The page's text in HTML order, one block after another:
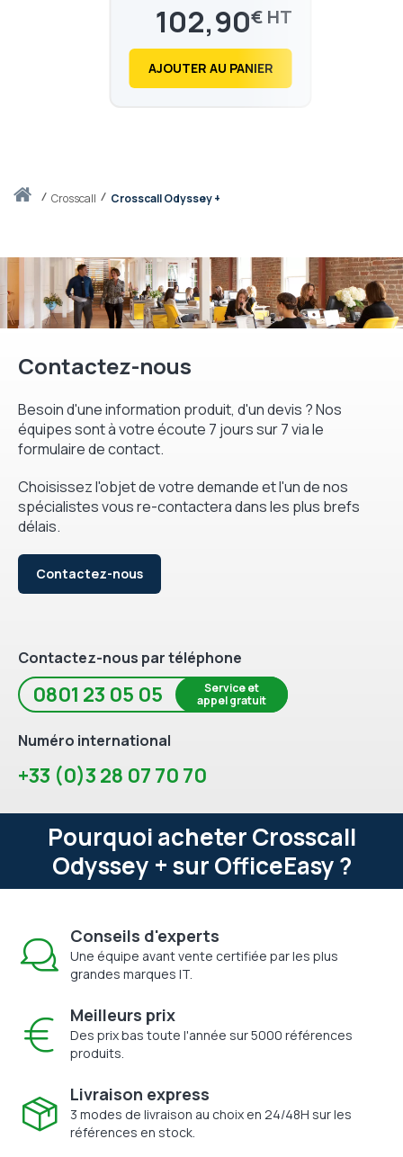
Accueilcrosscall Crosscall Odyssey +
102,90€
123,48
AJOUTER AU PANIER
Contactez-nous
Besoin d'une information produit, d'un devis ? Nos
équipes sont à votre écoute 7 jours sur 7 via le
formulaire de contact.
Choisissez l'objet de votre demande et l'un de nos
spécialistes vous re-contactera dans les plus brefs
délais.
Contactez-nous
Contactez-nous par téléphone
0801 23 05 05
Service et
appel gratuit
Numéro international
+33 (0)3 28 07 70 70
Pourquoi acheter Crosscall
Odyssey + sur OfficeEasy ?
Conseils d'experts
Une équipe avant vente certifiée par les plus
grandes marques IT.
Meilleurs prix
Des prix bas toute l'année sur 5000 références
produits.
Livraison express
3 modes de livraison au choix en 24/48H sur les
références en stock.